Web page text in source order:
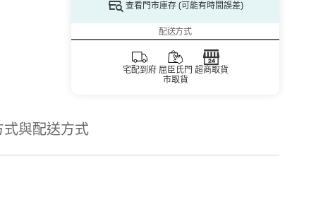
查看門市庫存 (可能有時間誤差)
配送方式
宅配到府 屈臣氏門
市取貨
超商取貨
式與配送方式